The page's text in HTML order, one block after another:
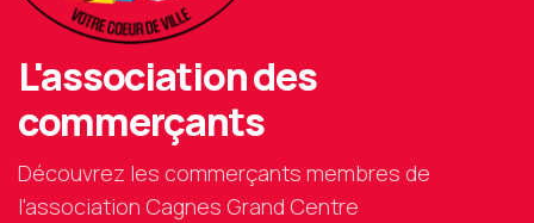
L'association des
commerçants
Découvrez les commerçants membres de
l'association Cagnes Grand Centre